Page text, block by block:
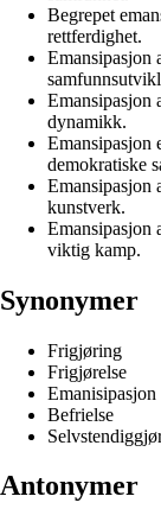
Begrepet
rettferdighet.
Emansipasjon
Emansipasjon
dynamikk.
Emansipasjon
demokratiske
Emansipasjon
kunstverk.
Emansipasjon
viktig kamp.
Synonymer
Frigjøring
Frigjørelse
Emanisipasjon
Befrielse
Antonymer